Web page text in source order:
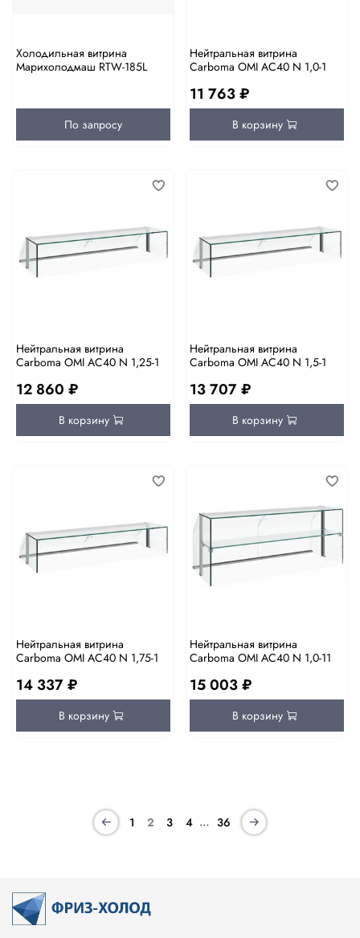
Холодильная витрина
Марихолодмаш RTW-185L
По запросу
Нейтральная витрина
Carboma OMI AC40 N 1,0-1
11 763 ₽
В корзину
Нейтральная витрина
Carboma OMI AC40 N 1,25-1
12 860 ₽
В корзину
Нейтральная витрина
Carboma OMI AC40 N 1,5-1
13 707 ₽
В корзину
Нейтральная витрина
Carboma OMI AC40 N 1,75-1
14 337 ₽
В корзину
Нейтральная витрина
Carboma OMI AC40 N 1,0-11
15 003 ₽
В корзину
1 2 3 4 … 36